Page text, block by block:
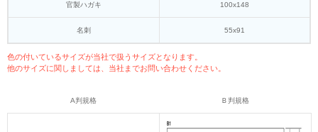
官製ハガキ 100x148
名刺 55x91
色の付いているサイズが当社で扱うサイズとなります。
他のサイズに関しましては、当社までお問い合わせください。
A判規格 Ｂ判規格